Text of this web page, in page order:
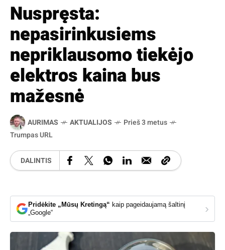
Nuspręsta:
nepasirinkusiems
nepriklausomo tiekėjo
elektros kaina bus
mažesnė
AURIMAS AKTUALIJOS
Prieš 3 metus
Trumpas URL
DALINTIS
Pridėkite „Mūsų Kretingą“ kaip pageidaujamą šaltinį
„Google“
›